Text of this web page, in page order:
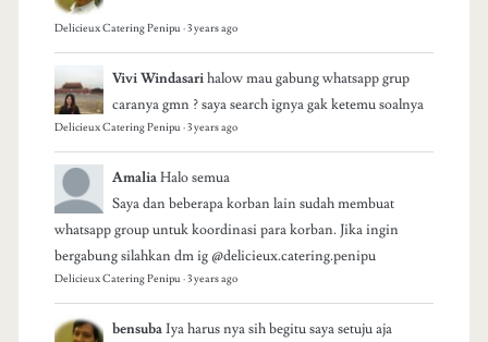
Delicieux Catering Penipu·3 years ago
Vivi Windasari halow mau gabung whatsapp grup
caranya gmn ? saya search ignya gak ketemu soalnya
Delicieux Catering Penipu·3 years ago
Amalia Halo semua
Saya dan beberapa korban lain sudah membuat
whatsapp group untuk koordinasi para korban. Jika ingin
bergabung silahkan dm ig @delicieux.catering.penipu
Delicieux Catering Penipu·3 years ago
bensuba Iya harus nya sih begitu saya setuju aja